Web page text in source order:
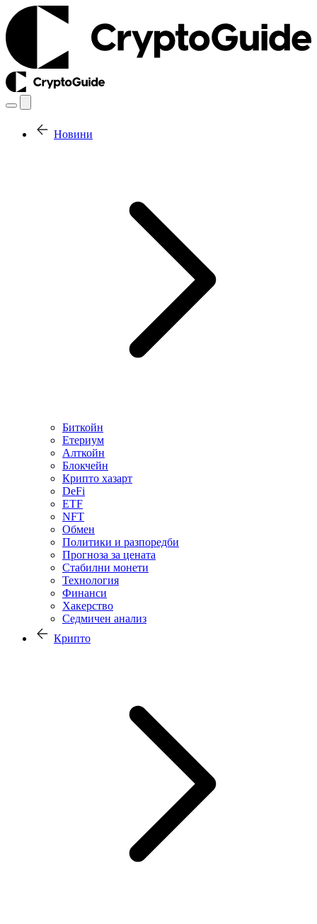
Новини
Биткойн
Етериум
Алткойн
Блокчейн
Крипто хазарт
DeFi
ETF
NFT
Обмен
Политики и разпоредби
Прогноза за цената
Стабилни монети
Технология
Финанси
Хакерство
Седмичен анализ
Крипто